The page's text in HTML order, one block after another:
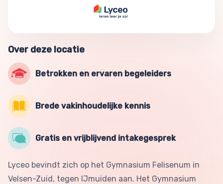
Over deze locatie
Betrokken en ervaren begeleiders
Brede vakinhoudelijke kennis
Gratis en vrijblijvend intakegesprek
Lyceo bevindt zich op het Gymnasium Felisenum in
Velsen-Zuid, tegen IJmuiden aan. Het Gymnasium